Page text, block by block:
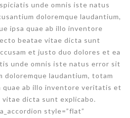
unde omnis iste natus
doloremque laudantium,
ipsa quae ab illo inventore
beatae vitae dicta sunt
et justo duo dolores et ea
unde omnis iste natus error sit
doloremque laudantium, totam
quae ab illo inventore veritatis et
dicta sunt explicabo.
style=”flat”